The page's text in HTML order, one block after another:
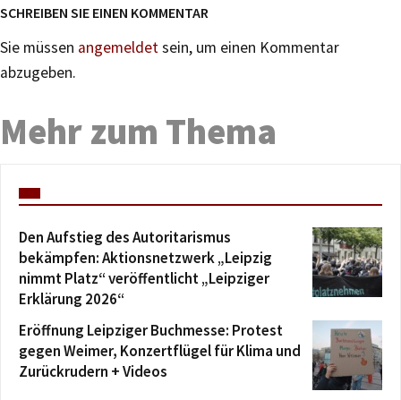
SCHREIBEN SIE EINEN KOMMENTAR
Sie müssen angemeldetsein, um einen Kommentar
abzugeben.
Mehr zum Thema
Den Aufstieg des Autoritarismus
bekämpfen: Aktionsnetzwerk „Leipzig
nimmt Platz“ veröffentlicht „Leipziger
Erklärung 2026“
Eröffnung Leipziger Buchmesse: Protest
gegen Weimer, Konzertflügel für Klima und
Zurückrudern + Videos